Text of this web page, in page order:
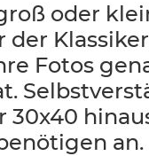
oder
der
Fotos
30x40
an.